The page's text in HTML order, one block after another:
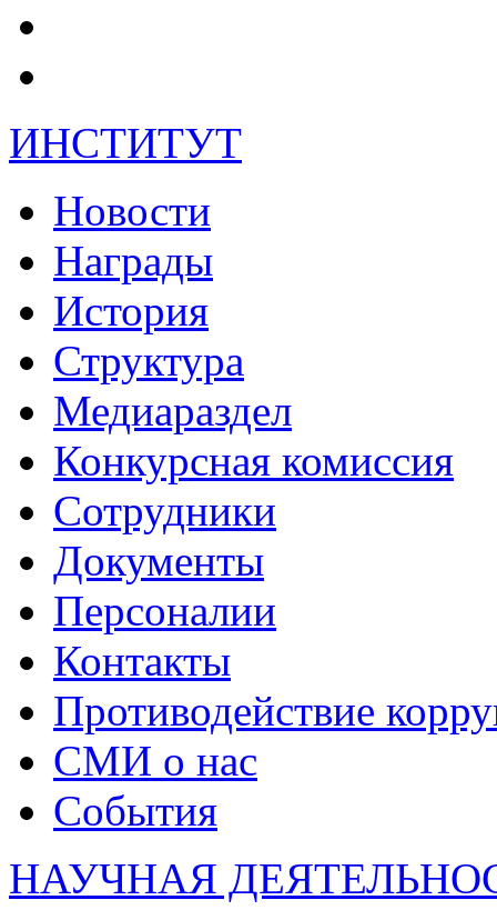
ИНСТИТУТ
Новости
Награды
История
Структура
Медиараздел
Конкурсная комиссия
Сотрудники
Документы
Персоналии
Контакты
Противодействие
СМИ о нас
События
НАУЧНАЯ